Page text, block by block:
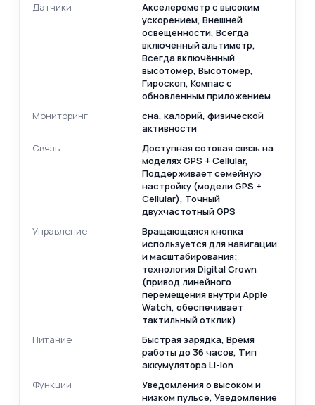
Датчики
Акселерометр с высоким
ускорением, Внешней
освещенности, Всегда
включенный альтиметр,
Всегда включённый
высотомер, Высотомер,
Гироскоп, Компас с
обновленным приложением
Мониторинг
сна, калорий, физической
активности
Связь
Доступная сотовая связь на
моделях GPS + Cellular,
Поддерживает семейную
настройку (модели GPS +
Cellular), Точный
двухчастотный GPS
Управление
Вращающаяся кнопка
используется для навигации
и масштабирования;
технология Digital Crown
(привод линейного
перемещения внутри Apple
Watch, обеспечивает
тактильный отклик)
Питание
Быстрая зарядка, Время
работы до 36 часов, Тип
аккумулятора Li-Ion
Функции
Уведомления о высоком и
низком пульсе, Уведомление